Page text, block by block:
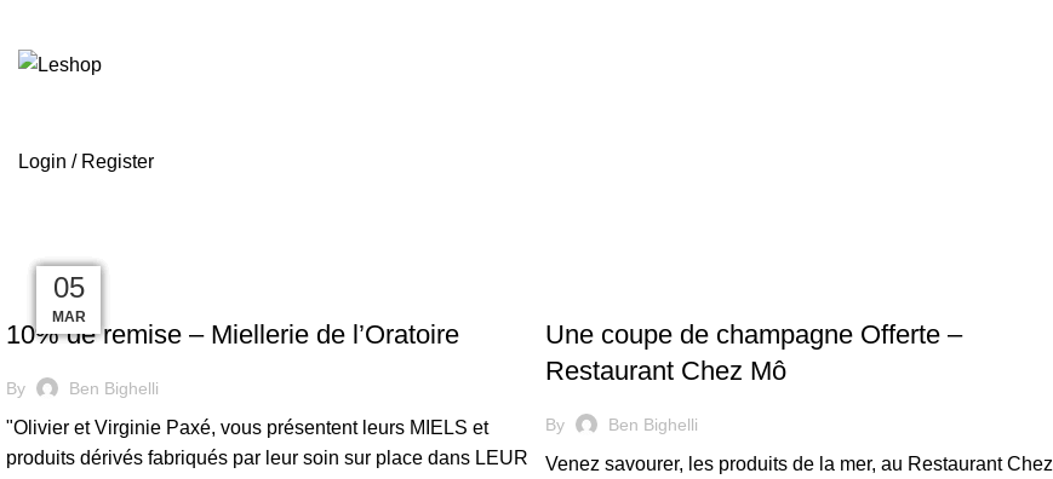
Login / Register
14
NOV
RESTAURANT
10% de remise – Miellerie de l’Oratoire
By Ben Bighelli
"Olivier et Virginie Paxé, vous présentent leurs MIELS et
produits dérivés fabriqués par leur soin sur place dans LEUR
24
JUIN
Une coupe de champagne Offerte –
Restaurant Chez Mô
By Ben Bighelli
Venez savourer, les produits de la mer, au Restaurant Chez
18
AVR
08
MAR
07
MAR
06
MAR
05
MAR